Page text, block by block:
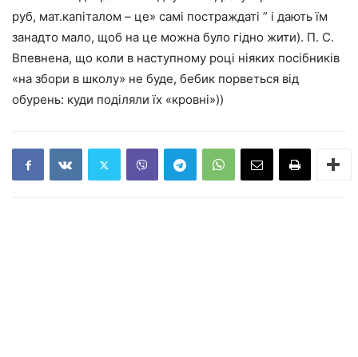
руб, мат.капіталом – це» самі постраждаті ” і дають їм
занадто мало, щоб на це можна було гідно жити). П. С.
Впевнена, що коли в наступному році ніяких посібників
«на збори в школу» не буде, бебик порветься від
обурень: куди поділяли їх «кровні»))